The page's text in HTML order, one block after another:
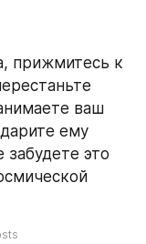
прижмитесь к
ваш
ему
это